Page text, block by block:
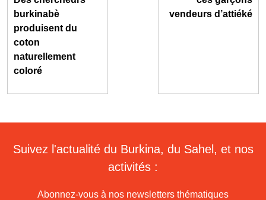
burkinabè
produisent du
coton
naturellement
coloré
vendeurs d’attiéké
Suivez l'actualité du Burkina, du Sahel, et nos
activités :
Abonnez-vous à nos newsletters thématiques